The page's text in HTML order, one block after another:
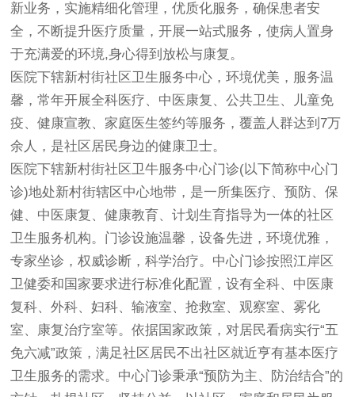
新业务，实施精细化管理，优质化服务，确保患者安
全，不断提升医疗质量，开展一站式服务，使病人置身
于充满爱的环境,身心得到放松与康复。
医院下辖新村街社区卫生服务中心，环境优美，服务温
馨，常年开展全科医疗、中医康复、公共卫生、儿童免
疫、健康宣教、家庭医生签约等服务，覆盖人群达到7万
余人，是社区居民身边的健康卫士。
医院下辖新村街社区卫牛服务中心门诊(以下简称中心门
诊)地处新村街辖区中心地带，是一所集医疗、预防、保
健、中医康复、健康教育、计划生育指导为一体的社区
卫生服务机构。门诊设施温馨，设备先进，环境优雅，
专家坐诊，权威诊断，科学治疗。中心门诊按照江岸区
卫健委和国家要求进行标准化配置，设有全科、中医康
复科、外科、妇科、输液室、抢救室、观察室、雾化
室、康复治疗室等。依据国家政策，对居民看病实行“五
免六减”政策，满足社区居民不出社区就近亨有基本医疗
卫生服务的需求。中心门诊秉承“预防为主、防治结合”的